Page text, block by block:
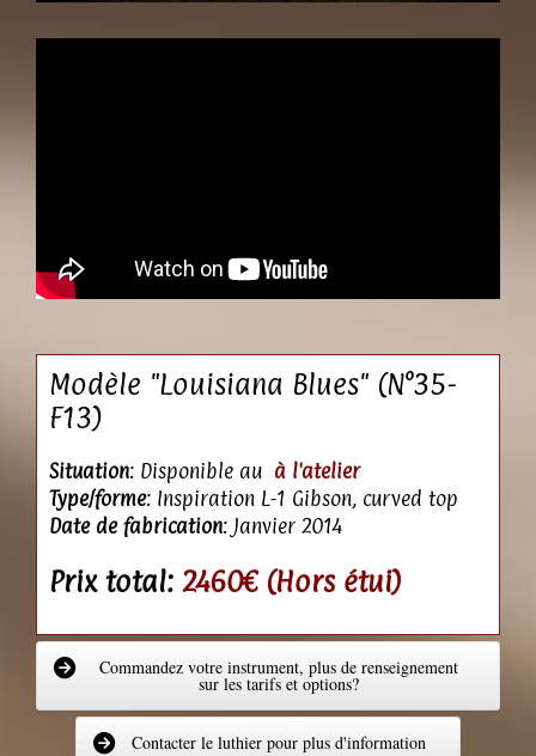
Modèle "Louisiana Blues" (N°35-
F13)
Situation: Disponible au à l'atelier
Type/forme: Inspiration L-1 Gibson, curved top
Date de fabrication: Janvier 2014
Prix total: 2460€ (Hors étui)
Commandez votre instrument, plus de renseignement
sur les tarifs et options?
Contacter le luthier pour plus d'information